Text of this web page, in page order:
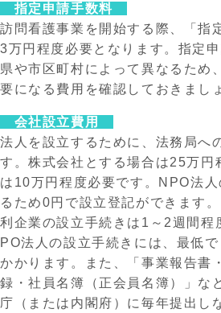
指定申請手数料
訪問看護事業を開始する際、「指
3万円程度必要となります。指定
県や市区町村によって異なるため
要になる費用を確認しておきまし
会社設立費用
法人を設立するために、法務局へ
す。株式会社とする場合は25万円
は10万円程度必要です。NPO法
るため0円で設立登記ができます
利企業の設立手続きは1～2週間程
PO法人の設立手続きには、最低
かかります。また、「事業報告書
録・社員名簿（正会員名簿）」な
庁（または内閣府）に毎年提出し